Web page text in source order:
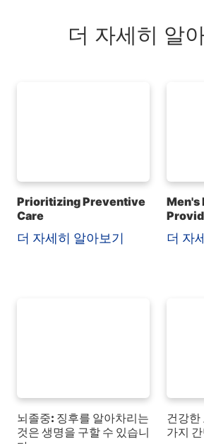
더 자세히 알
Prioritizing Preventive
Care
더 자세히 알아보기
Men's
더 자
뇌졸중: 징후를 알아차리는
것은 생명을 구할 수 있습니
건강한
가지